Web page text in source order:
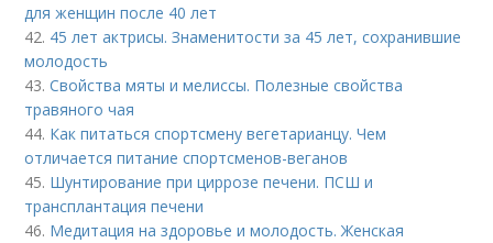
для женщин после 40 лет
42. 45 лет актрисы. Знаменитости за 45 лет, сохранившие
молодость
43.Свойства мяты и мелиссы. Полезные свойства
травяного чая
44. Как питаться спортсмену вегетарианцу. Чем
отличается питание спортсменов-веганов
45. Шунтирование при циррозе печени. ПСШ и
трансплантация печени
46. Медитация на здоровье и молодость. Женская